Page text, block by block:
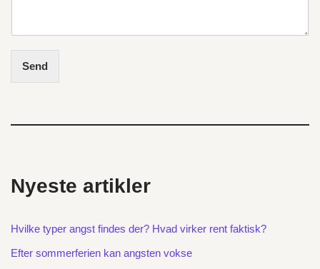
Send
Nyeste artikler
Hvilke typer angst findes der? Hvad virker rent faktisk?
Efter sommerferien kan angsten vokse